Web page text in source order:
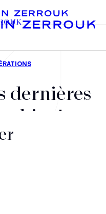
stratégiques
dernières
et nos
après